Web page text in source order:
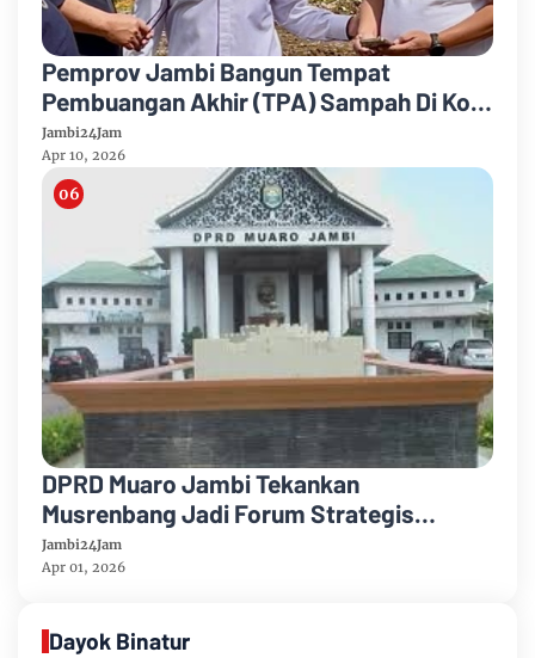
Pemprov Jambi Bangun Tempat
Pembuangan Akhir (TPA) Sampah Di Kota
Sungai Penuh, Anggarkan Rp 3 Miliar
Jambi24Jam
Apr 10, 2026
DPRD Muaro Jambi Tekankan
Musrenbang Jadi Forum Strategis
Perencanaan Pembangunan
Jambi24Jam
Apr 01, 2026
Dayok Binatur